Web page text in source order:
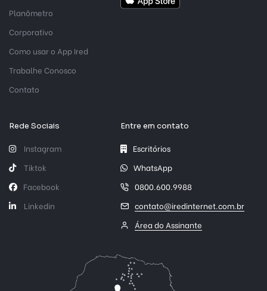
Planômetro
Corporativo
Como usar o App Ired
Trabalhe Conosco
Contato
Rede Sociais
Instagram
Tiktok
Facebook
Linkedin
Entre em contato
Escritórios
WhatsApp
0800.600.9988
contato@iredinternet.com.br
Área do Assinante